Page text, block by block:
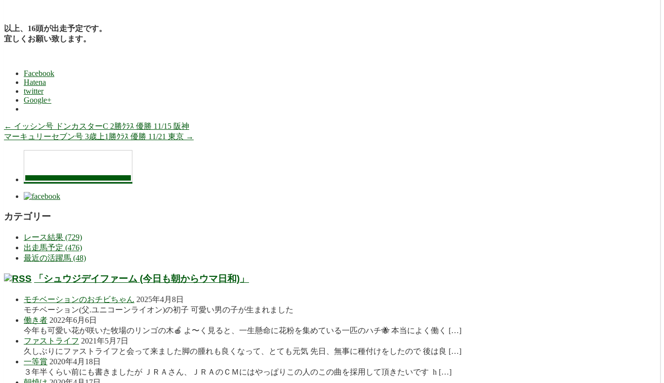
以上、16頭が出走予定です。
宜しくお願い致します。
Facebook
Hatena
twitter
Google+
← イッシン号 ドンカスターC 2勝ｸﾗｽ 優勝 11/15 阪神
マーキュリーセブン号 3歳上1勝ｸﾗｽ 優勝 11/21 東京 →
カテゴリー
レース結果 (729)
出走馬予定 (476)
最近の活躍馬 (48)
「シュウジデイファーム (今日も朝からウマ日和)」
モチベーションのおチビちゃん 2025年4月8日
モチベーション(父.ユニコーンライオン)の初子 可愛い男の子が生まれました
働き者 2022年6月6日
今年も可愛い花が咲いた牧場のリンゴの木🍎 よ〜く見ると、一生懸命に花粉を集めている一匹のハチ🐝 本当によく働く […]
ファストライフ 2021年5月7日
久しぶりにファストライフと会って来ました脚の腫れも良くなって、とても元気 先日、無事に種付けをしたので 後は良 […]
一等賞 2020年4月18日
３年半くらい前にも書きましたが ＪＲＡさん、ＪＲＡのＣＭにはやっぱりこの人のこの曲を採用して頂きたいです h […]